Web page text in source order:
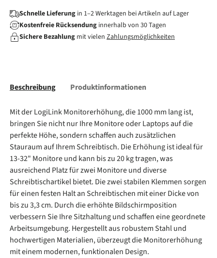
Schnelle Lieferung in 1–2 Werktagen bei Artikeln auf Lager
Kostenfreie Rücksendung innerhalb von 30 Tagen
Sichere Bezahlung mit vielen Zahlungsmöglichkeiten
Beschreibung Produktinformationen
Mit der LogiLink Monitorerhöhung, die 1000 mm lang ist,
bringen Sie nicht nur Ihre Monitore oder Laptops auf die
perfekte Höhe, sondern schaffen auch zusätzlichen
Stauraum auf Ihrem Schreibtisch. Die Erhöhung ist ideal für
13-32" Monitore und kann bis zu 20 kg tragen, was
ausreichend Platz für zwei Monitore und diverse
Schreibtischartikel bietet. Die zwei stabilen Klemmen sorgen
für einen festen Halt an Schreibtischen mit einer Dicke von
bis zu 3,3 cm. Durch die erhöhte Bildschirmposition
verbessern Sie Ihre Sitzhaltung und schaffen eine geordnete
Arbeitsumgebung. Hergestellt aus robustem Stahl und
hochwertigen Materialien, überzeugt die Monitorerhöhung
mit einem modernen, funktionalen Design.